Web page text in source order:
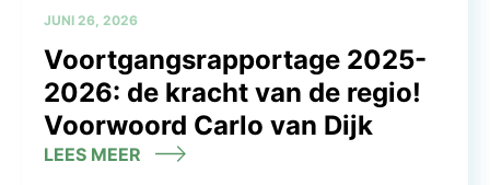
JUNI 26, 2026
Voortgangsrapportage 2025-
2026: de kracht van de regio!
Voorwoord Carlo van Dijk
LEES MEER